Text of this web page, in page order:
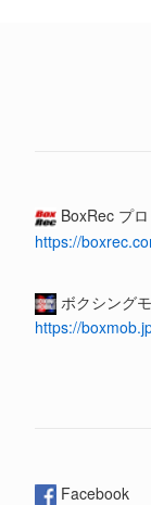
BoxRec プロ
https://
ボクシング
https://
Facebook